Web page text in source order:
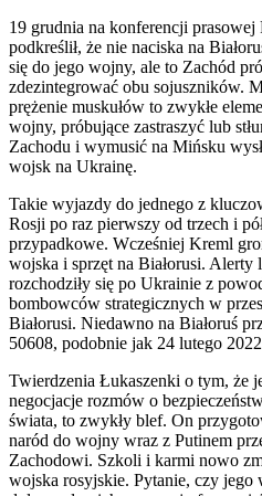
19 grudnia na konferencji
podkreślił, że nie naciska na
się do jego wojny, ale to Zachód
zdezintegrować obu sojuszników.
prężenie muskułów to zwykłe
wojny, próbujące zastraszyć lub
Zachodu i wymusić na Mińsku
wojsk na Ukrainę.
Takie wyjazdy do jednego z
Rosji po raz pierwszy od trzech i
przypadkowe. Wcześniej Kreml
wojska i sprzęt na Białorusi. Alerty
rozchodziły się po Ukrainie z
bombowców strategicznych w
Białorusi. Niedawno na Białoruś
50608, podobnie jak 24 lutego
Twierdzenia Łukaszenki o tym, że
negocjacje rozmów o
świata, to zwykły blef. On
naród do wojny wraz z Putinem
Zachodowi. Szkoli i karmi nowo
wojska rosyjskie. Pytanie, czy jego